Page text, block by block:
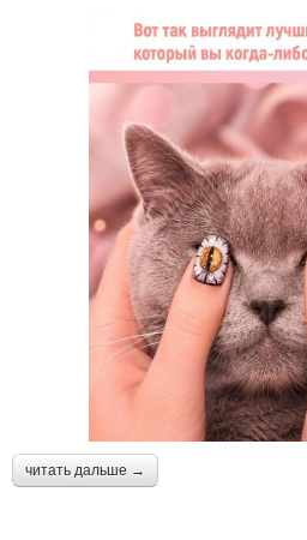
читать дальше →